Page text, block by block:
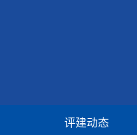
评建动态